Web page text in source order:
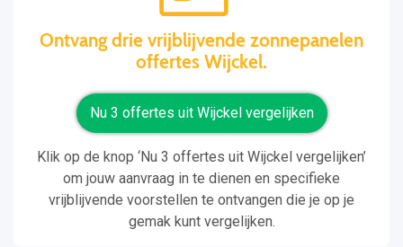
Ontvang drie vrijblijvende zonnepanelen
offertes Wijckel.
Nu 3 offertes uit Wijckel vergelijken
Klik op de knop ‘Nu 3 offertes uit Wijckel vergelijken’
om jouw aanvraag in te dienen en specifieke
vrijblijvende voorstellen te ontvangen die je op je
gemak kunt vergelijken.